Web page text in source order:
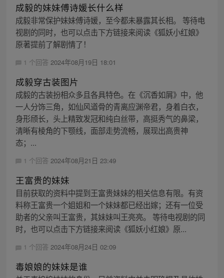
成毅的妹妹傅诗媛长什么样
成毅非常保护妹妹傅诗媛，至今都未暴露其长相。 等待电
视剧的同时，也可以点击下方链接来阅读《狐妖小红娘》
原著提前了解剧情了！
1 个回答 2024年08月19日 18:01
成毅穿古装图片
成毅的古装扮相众多且各具特色。在《沉香如屑》中，他
一人分饰三角，如仙风道骨的青离应渊帝君，身着白衣，
身形颀长，头上精致发冠和纯白丝带，高挺秀气的鼻梁，
清晰有棱角的下颚线，面部走势流畅，展现出高贵神
态；...
1 个回答 2024年08月21日 23:49
王富贵的妹妹
目前获取的资料中提到王富贵妹妹的相关信息有限。有资
料称王富贵一个姐姐和一个妹妹都已经出嫁；还有一位受
助者的父亲叫王富贵，其妹妹叫王亮亮。 等待电视剧的同
时，也可以点击下方链接来阅读《狐妖小红娘》原...
1 个回答 2024年08月24日 02:09
毒娘娘的妹妹是谁